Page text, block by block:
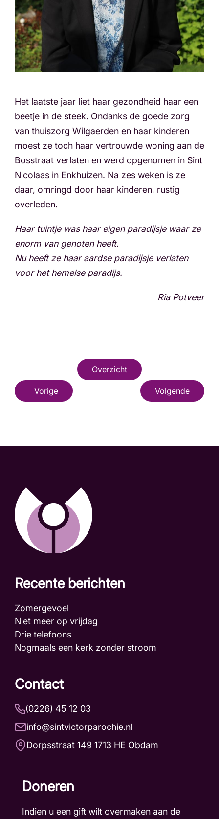
Het laatste jaar liet haar gezondheid haar een
beetje in de steek. Ondanks de goede zorg
van thuiszorg Wilgaerden en haar kinderen
moest ze toch haar vertrouwde woning aan de
Bosstraat verlaten en werd opgenomen in Sint
Nicolaas in Enkhuizen. Na zes weken is ze
daar, omringd door haar kinderen, rustig
overleden.
Haar tuintje was haar eigen paradijsje waar ze
enorm van genoten heeft.
Nu heeft ze haar aardse paradijsje verlaten
voor het hemelse paradijs.
Ria Potveer
Overzicht
Vorige Volgende
Recente berichten
Zomergevoel
Niet meer op vrijdag
Drie telefoons
Nogmaals een kerk zonder stroom
Contact
(0226) 45 12 03
info@sintvictorparochie.nl
Dorpsstraat 149 1713 HE Obdam
Doneren
Indien u een gift wilt overmaken aan de